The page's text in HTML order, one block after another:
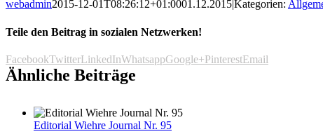
webadmin2015-12-01T08:26:12+01:0001.12.2015|Kategorien:
Teile den Beitrag in sozialen Netzwerken!
FacebookTwitterLinkedInWhatsappGoogle+PinterestEmail
Ähnliche Beiträge
Editorial Wiehre Journal Nr. 95